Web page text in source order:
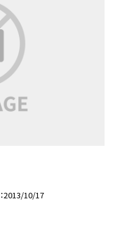
2013/10/17